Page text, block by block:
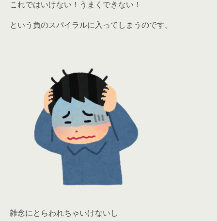
これではいけない！うまくできない！
という負のスパイラルに入ってしまうのです。
雑念にとらわれちゃいけないし